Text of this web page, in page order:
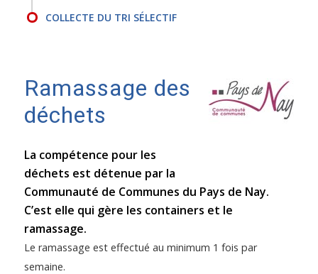
COLLECTE DU TRI SÉLECTIF
Ramassage des
déchets
La compétence pour les
déchets est détenue par la
Communauté de Communes du Pays de Nay.
C’est elle qui gère les containers et le
ramassage.
Le ramassage est effectué au minimum 1 fois par
semaine.